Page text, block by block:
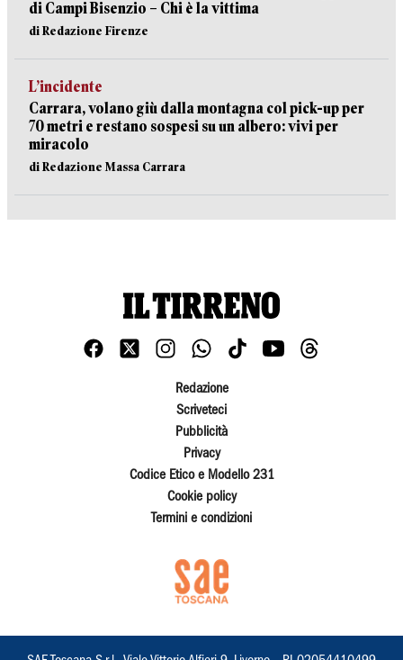
di Campi Bisenzio – Chi è la vittima
di Redazione Firenze
L’incidente
Carrara, volano giù dalla montagna col pick-up per
70 metri e restano sospesi su un albero: vivi per
miracolo
di Redazione Massa Carrara
Redazione
Scriveteci
Pubblicità
Privacy
Codice Etico e Modello 231
Cookie policy
Termini e condizioni